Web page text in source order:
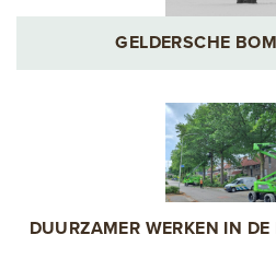
GELDERSCHE
DUURZAMER WERKEN IN